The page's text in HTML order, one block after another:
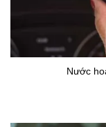
Nước